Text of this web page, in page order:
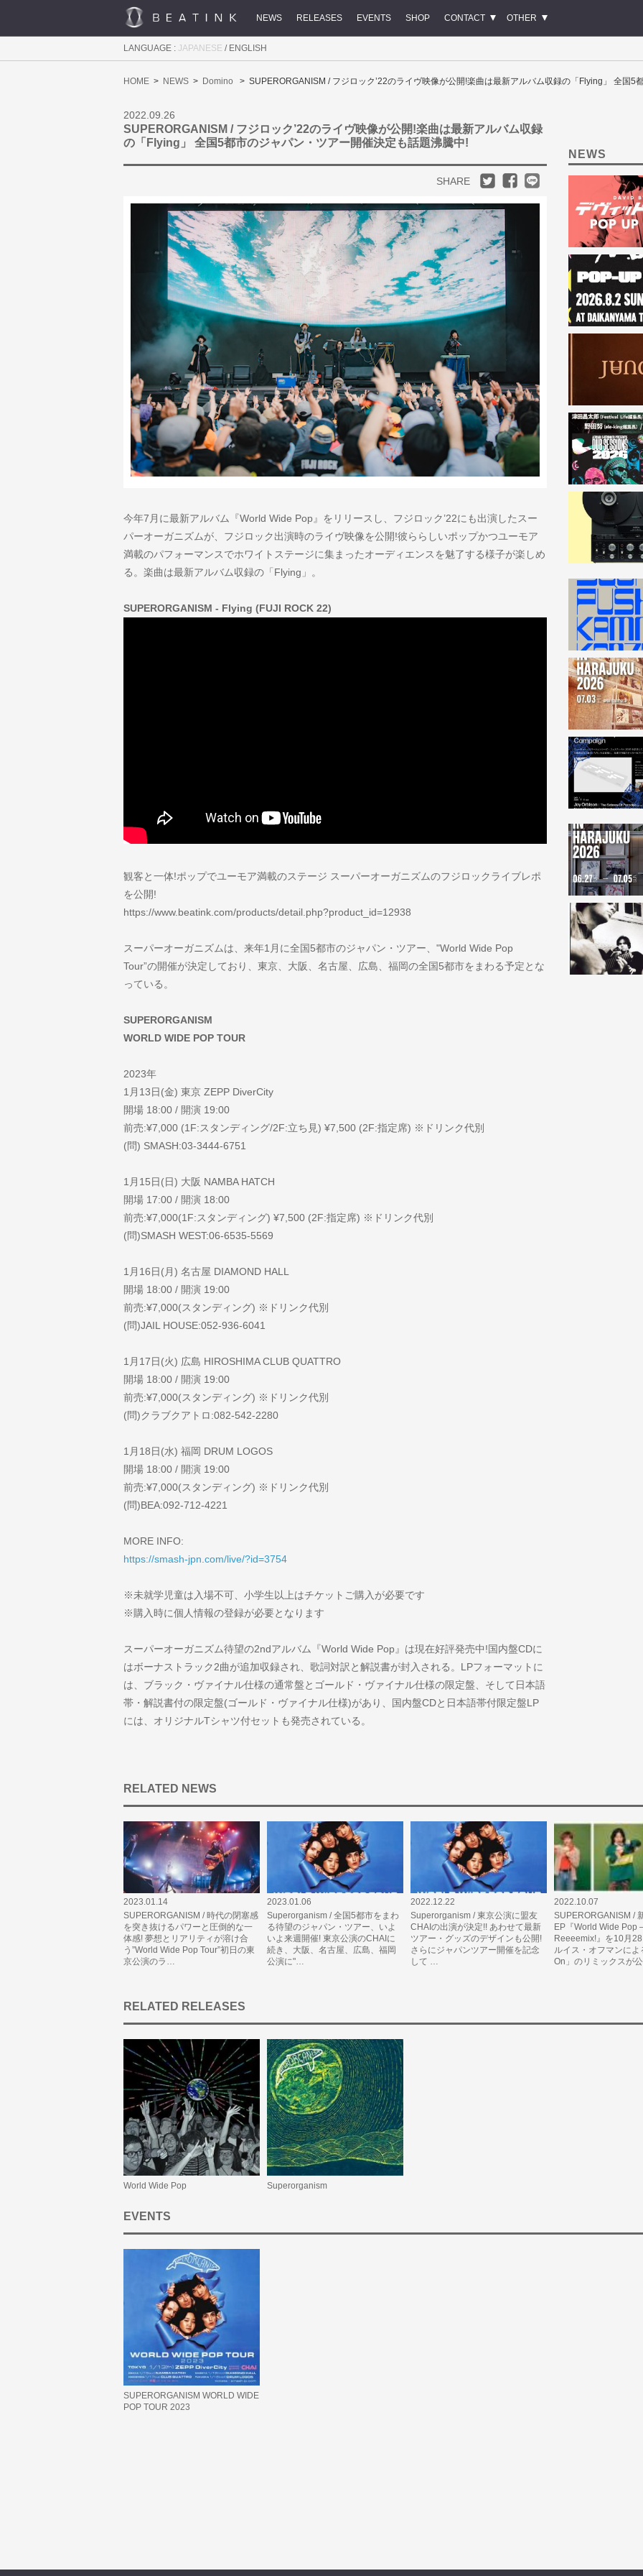
NEWS RELEASES EVENTS SHOP CONTACT OTHER
LANGUAGE : JAPANESE / ENGLISH
HOME NEWS Domino SUPERORGANISM / フジロック’22のライヴ映像が公開!楽曲は最新アルバム収録の「Flying」 全国5
2022.09.26
SUPERORGANISM / フジロック’22のライヴ映像が公開!楽曲は最新アルバム収録
の「Flying」 全国5都市のジャパン・ツアー開催決定も話題沸騰中!
SHARE
今年7月に最新アルバム『World Wide Pop』をリリースし、フジロック’22にも出演したスー
パーオーガニズムが、フジロック出演時のライヴ映像を公開!彼ららしいポップかつユーモア
満載のパフォーマンスでホワイトステージに集まったオーディエンスを魅了する様子が楽しめ
る。楽曲は最新アルバム収録の「Flying」。
SUPERORGANISM - Flying (FUJI ROCK 22)
観客と一体!ポップでユーモア満載のステージ スーパーオーガニズムのフジロックライブレポ
を公開!
https://www.beatink.com/products/detail.php?product_id=12938
スーパーオーガニズムは、来年1月に全国5都市のジャパン・ツアー、"World Wide Pop
Tour”の開催が決定しており、東京、大阪、名古屋、広島、福岡の全国5都市をまわる予定とな
っている。
SUPERORGANISM
WORLD WIDE POP TOUR
2023年
1月13日(金) 東京 ZEPP DiverCity
開場 18:00 / 開演 19:00
前売:¥7,000 (1F:スタンディング/2F:立ち見) ¥7,500 (2F:指定席) ※ドリンク代別
(問) SMASH:03-3444-6751
1月15日(日) 大阪 NAMBA HATCH
開場 17:00 / 開演 18:00
前売:¥7,000(1F:スタンディング) ¥7,500 (2F:指定席) ※ドリンク代別
(問)SMASH WEST:06-6535-5569
1月16日(月) 名古屋 DIAMOND HALL
開場 18:00 / 開演 19:00
前売:¥7,000(スタンディング) ※ドリンク代別
(問)JAIL HOUSE:052-936-6041
1月17日(火) 広島 HIROSHIMA CLUB QUATTRO
開場 18:00 / 開演 19:00
前売:¥7,000(スタンディング) ※ドリンク代別
(問)クラブクアトロ:082-542-2280
1月18日(水) 福岡 DRUM LOGOS
開場 18:00 / 開演 19:00
前売:¥7,000(スタンディング) ※ドリンク代別
(問)BEA:092-712-4221
MORE INFO:
https://smash-jpn.com/live/?id=3754
※未就学児童は入場不可、小学生以上はチケットご購入が必要です
※購入時に個人情報の登録が必要となります
スーパーオーガニズム待望の2ndアルバム『World Wide Pop』は現在好評発売中!国内盤CDに
はボーナストラック2曲が追加収録され、歌詞対訳と解説書が封入される。LPフォーマットに
は、ブラック・ヴァイナル仕様の通常盤とゴールド・ヴァイナル仕様の限定盤、そして日本語
帯・解説書付の限定盤(ゴールド・ヴァイナル仕様)があり、国内盤CDと日本語帯付限定盤LP
には、オリジナルTシャツ付セットも発売されている。
NEWS
RELATED NEWS
2023.01.14
SUPERORGANISM / 時代の閉塞感
を突き抜けるパワーと圧倒的な一
体感! 夢想とリアリティが溶け合
う”World Wide Pop Tour”初日の東
京公演のラ…
2023.01.06
Superorganism / 全国5都市をまわ
る待望のジャパン・ツアー、いよ
いよ来週開催! 東京公演のCHAIに
続き、大阪、名古屋、広島、福岡
公演に"…
2022.12.22
Superorganism / 東京公演に盟友
CHAIの出演が決定!! あわせて最新
ツアー・グッズのデザインも公開!
さらにジャパンツアー開催を記念
して …
2022.10.07
SUPERORGANISM /
EP『World Wide Pop
Reeeemix!』を10月
ルイス・オフマンによ
On」のリミックスが
RELATED RELEASES
World Wide Pop Superorganism
EVENTS
SUPERORGANISM WORLD WIDE
POP TOUR 2023